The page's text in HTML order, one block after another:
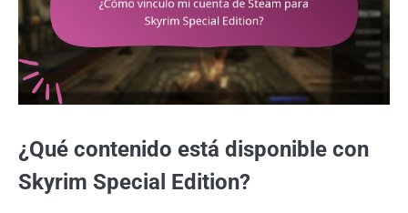
¿Qué contenido está disponible con
Skyrim Special Edition?